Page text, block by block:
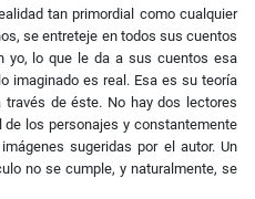
tan primordial como cualquier
se entreteje en todos sus cuentos
yo, lo que le da a sus cuentos esa
imaginado es real. Esa es su teoría
de éste. No hay dos lectores
los personajes y constantemente
sugeridas por el autor. Un
no se cumple, y naturalmente, se